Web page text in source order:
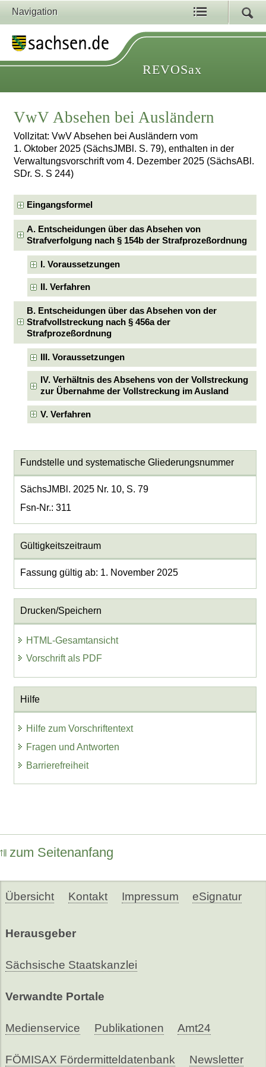
Navigation
REVOSax
VwV Absehen bei Ausländern
Vollzitat: VwV Absehen bei Ausländern vom
1. Oktober 2025 (SächsJMBl. S. 79), enthalten in der
Verwaltungsvorschrift vom 4. Dezember 2025 (SächsABl.
SDr. S. S 244)
Eingangsformel
A. Entscheidungen über das Absehen von
Strafverfolgung nach § 154b der Strafprozeßordnung
I. Voraussetzungen
II. Verfahren
B. Entscheidungen über das Absehen von der
Strafvollstreckung nach § 456a der
Strafprozeßordnung
III. Voraussetzungen
IV. Verhältnis des Absehens von der Vollstreckung
zur Übernahme der Vollstreckung im Ausland
V. Verfahren
Fundstelle und systematische Gliederungsnummer
SächsJMBl. 2025 Nr. 10, S. 79
Fsn-Nr.: 311
Gültigkeitszeitraum
Fassung gültig ab: 1. November 2025
Drucken/Speichern
HTML-Gesamtansicht
Vorschrift als PDF
Hilfe
Hilfe zum Vorschriftentext
Fragen und Antworten
Barrierefreiheit
zum Seitenanfang
Übersicht Kontakt Impressum eSignatur
Herausgeber
Sächsische Staatskanzlei
Verwandte Portale
Medienservice Publikationen Amt24
FÖMISAX Fördermitteldatenbank Newsletter